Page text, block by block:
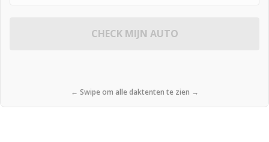
CHECK MIJN AUTO
← Swipe om alle daktenten te zien →